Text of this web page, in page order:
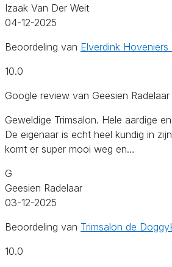
Izaak Van Der Weit
04-12-2025
Beoordeling van Elverdink Hoveniers
10.0
Google review van Geesien Radelaar
Geweldige Trimsalon. Hele aardige
De eigenaar is echt heel kundig in
komt er super mooi weg en…
G
Geesien Radelaar
03-12-2025
Beoordeling van Trimsalon de
10.0